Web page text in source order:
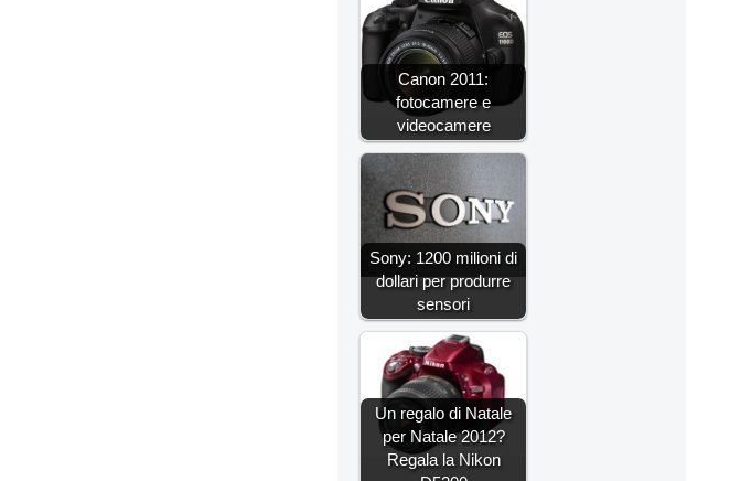
Canon 2011:
fotocamere e
videocamere
Sony: 1200 milioni di
dollari per produrre
sensori
Un regalo di Natale
per Natale 2012?
Regala la Nikon